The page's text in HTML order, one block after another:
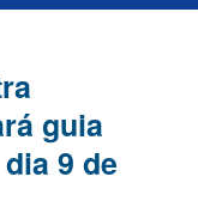
guia
9 de